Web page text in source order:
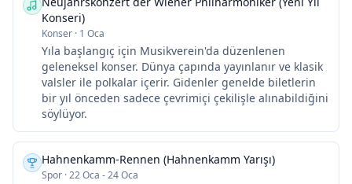
Konseri)
Konser · 1 Oca
Yıla başlangıç için Musikverein'da düzenlenen
geleneksel konser. Dünya çapında yayınlanır ve klasik
valsler ile polkalar içerir. Gidenler genelde biletlerin
bir yıl önceden sadece çevrimiçi çekilişle alınabildiğini
söylüyor.
Hahnenkamm-Rennen (Hahnenkamm Yarışı)
Spor ·22 Oca - 24 Oca